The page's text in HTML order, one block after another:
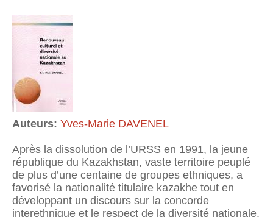
Auteurs: Yves-Marie DAVENEL
Après la dissolution de l’URSS en 1991, la jeune
république du Kazakhstan, vaste territoire peuplé
de plus d’une centaine de groupes ethniques, a
favorisé la nationalité titulaire kazakhe tout en
développant un discours sur la concorde
interethnique et le respect de la diversité nationale.